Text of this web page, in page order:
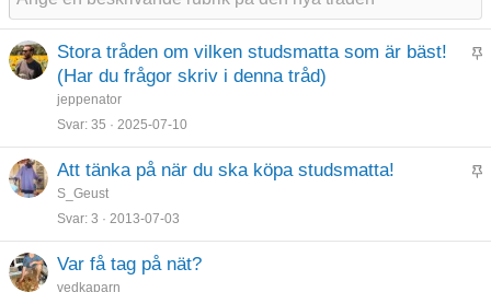
K
t
r
Stora tråden om vilken studsmatta som är bäst!
(Har du frågor skriv i denna tråd)
jeppenator
Svar 35 2025-07-10
K
s
Att tänka på när du ska köpa studsmatta!
S_Geust
Svar 3 2013-07-03
Var få tag på nät?
vedkaparn